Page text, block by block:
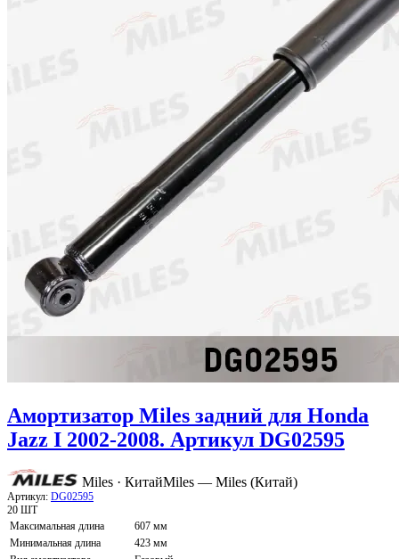
Амортизатор Miles задний для Honda
Jazz I 2002-2008. Артикул DG02595
Miles · КитайMiles — Miles (Китай)
Артикул: DG02595
20 ШТ
Максимальная длина
607 мм
Минимальная длина
423 мм